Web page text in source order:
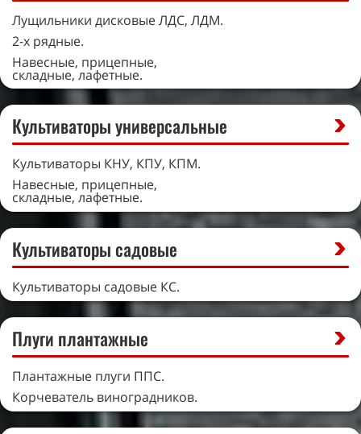
Лущильники дисковые ЛДС, ЛДМ.
2-х рядные.
Навесные, прицепные,
складные, лафетные.
Культиваторы универсальные
Культиваторы КНУ, КПУ, КПМ.
Навесные, прицепные,
складные, лафетные.
Культиваторы садовые
Культиваторы садовые КС.
Плуги плантажные
Плантажные плуги ППС.
Корчеватель виноградников.